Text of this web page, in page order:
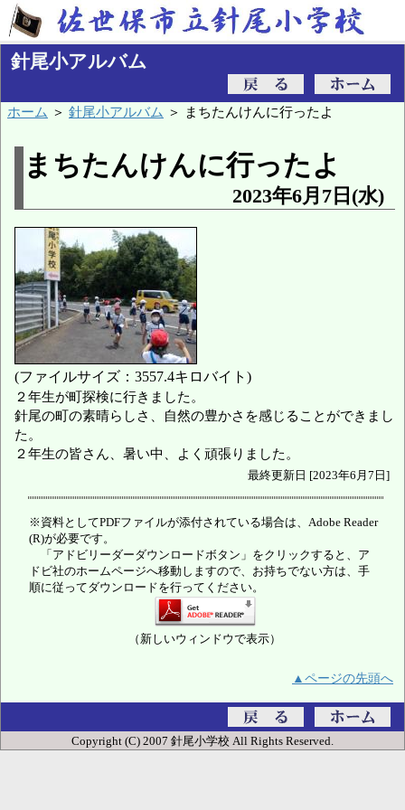
針尾小アルバム
ホーム ＞ 針尾小アルバム ＞ まちたんけんに行ったよ
まちたんけんに行ったよ
2023年6月7日(水)
(ファイルサイズ：3557.4キロバイト)
２年生が町探検に行きました。
針尾の町の素晴らしさ、自然の豊かさを感じることができまし
た。
２年生の皆さん、暑い中、よく頑張りました。
最終更新日 [2023年6月7日]
※資料としてPDFファイルが添付されている場合は、Adobe Reader
(R)が必要です。
「アドビリーダーダウンロードボタン」をクリックすると、ア
ドビ社のホームページへ移動しますので、お持ちでない方は、手
順に従ってダウンロードを行ってください。
（新しいウィンドウで表示）
▲ページの先頭へ
Copyright (C) 2007 針尾小学校 All Rights Reserved.